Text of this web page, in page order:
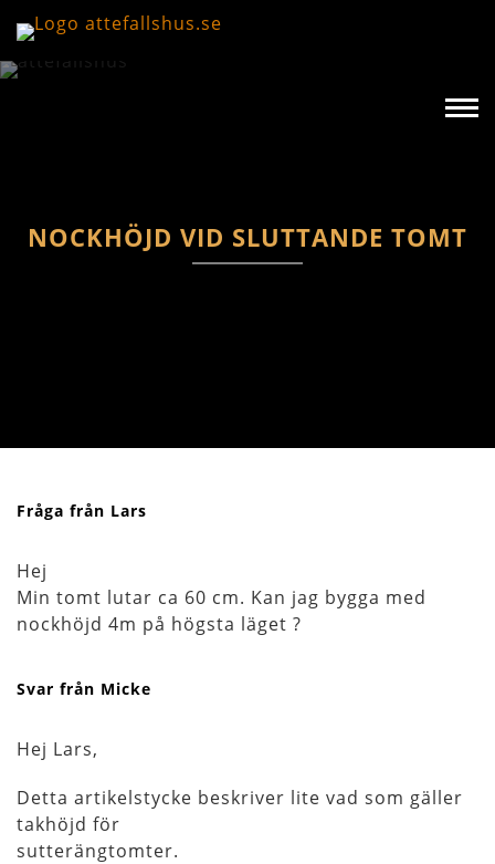
NOCKHÖJD VID SLUTTANDE TOMT
Fråga från Lars
Hej
Min tomt lutar ca 60 cm. Kan jag bygga med
nockhöjd 4m på högsta läget ?
Svar från Micke
Hej Lars,
Detta artikelstycke beskriver lite vad som gäller
takhöjd för
sutterängtomter.